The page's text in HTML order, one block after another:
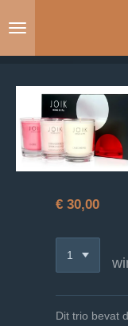
direct
hoofdinhoud
€ 30,00
Dit trio bevat